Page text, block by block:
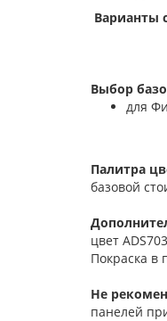
Варианты
Выбор
для
Палитра
базовой
цвет
Покраска в
Не
панелей